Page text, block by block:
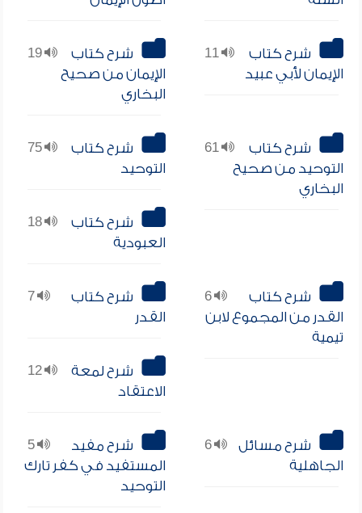
11
شرح كتاب
الإيمان لأبي عبيد
19
شرح كتاب
الإيمان من صحيح
البخاري
61
شرح كتاب
التوحيد من صحيح
البخاري
75
شرح كتاب
التوحيد
18
شرح كتاب
العبودية
6
شرح كتاب
القدر من المجموع لابن
تيمية
7
شرح كتاب
القدر
12
شرح لمعة
الاعتقاد
6
شرح مسائل
الجاهلية
5
شرح مفيد
المستفيد في كفر تارك
التوحيد